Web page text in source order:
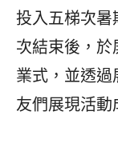
投入五梯次
次結束後，
業式，並透過
友們展現活動